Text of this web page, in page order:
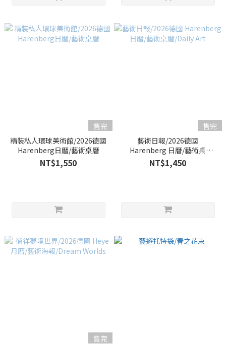
售完
精裝私人環球美術館/2026德國
Harenberg日曆/藝術桌曆
NT$1,550
售完
藝術日報/2026德國
Harenberg 日曆/藝術桌
曆/Daily Art
NT$1,450
售完